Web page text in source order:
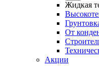
Жидкая
От
Акции